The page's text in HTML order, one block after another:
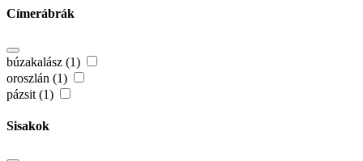
Címerábrák
búzakalász (1)
oroszlán (1)
pázsit (1)
Sisakok